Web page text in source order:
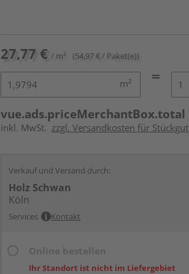
27,77 € / m² (54,97 € / Paket(e))
m²
vue.ads.priceMerchantBox.total
inkl. MwSt. zzgl. Versandkosten für Stückgut
Verkauf und Versand durch:
Holz Schwan
Köln
Services Kontakt
Ihr Standort ist nicht im Liefergebiet